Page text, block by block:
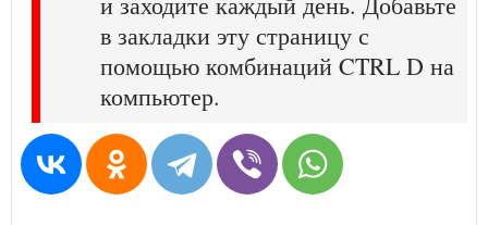
в закладки эту страницу с
помощью комбинаций CTRL D на
компьютер.